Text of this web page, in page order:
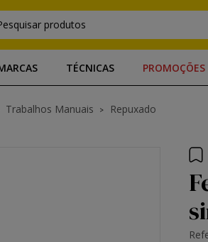
produtos
TÉCNICAS PROMOÇÕES
Trabalhos Manuais Repuxado